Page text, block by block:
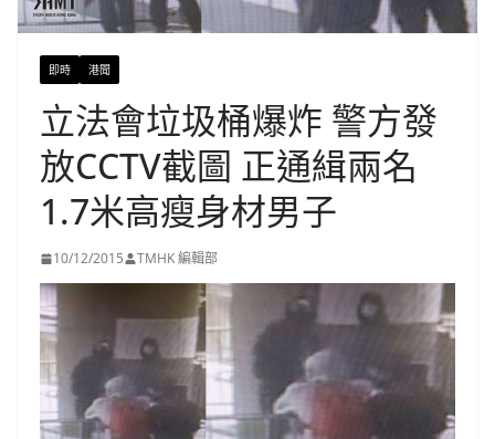
即時 港聞
立法會垃圾桶爆炸 警方發
放CCTV截圖 正通緝兩名
1.7米高瘦身材男子
10/12/2015 TMHK 編輯部